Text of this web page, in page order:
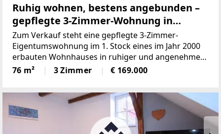
Ruhig wohnen, bestens angebunden –
gepflegte 3-Zimmer-Wohnung in
Deutschfeistritz
Zum Verkauf steht eine gepflegte 3-Zimmer-
Eigentumswohnung im 1. Stock eines im Jahr 2000
erbauten Wohnhauses in ruhiger und angenehmer
Wohnlage von Deutschfeistritz.Überzeugen Sie sich
und genießen Sie die 360° PANORAMA TOUR
76 m² 3 Zimmer € 169.000